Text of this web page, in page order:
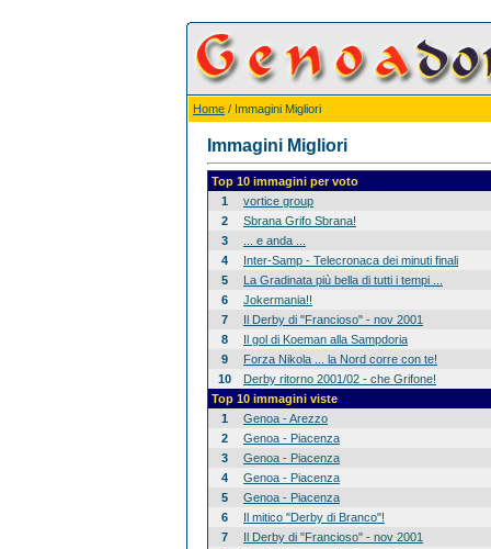
Home / Immagini Migliori
Immagini Migliori
Top 10 immagini per voto
1
vortice group
2
Sbrana Grifo Sbrana!
3
... e anda ...
4
Inter-Samp - Telecronaca dei minuti finali
5
La Gradinata più bella di tutti i tempi ...
6
Jokermania!!
7
Il Derby di "Francioso" - nov 2001
8
Il gol di Koeman alla Sampdoria
9
Forza Nikola ... la Nord corre con te!
10
Derby ritorno 2001/02 - che Grifone!
Top 10 immagini viste
1
Genoa - Arezzo
2
Genoa - Piacenza
3
Genoa - Piacenza
4
Genoa - Piacenza
5
Genoa - Piacenza
6
Il mitico "Derby di Branco"!
7
Il Derby di "Francioso" - nov 2001